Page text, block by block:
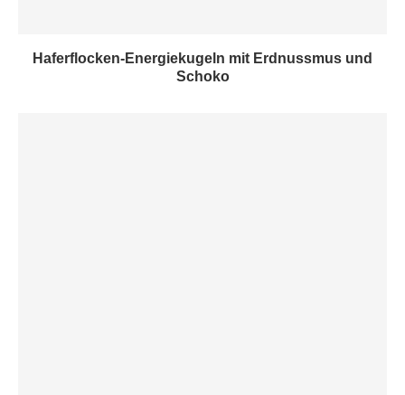
Haferflocken-Energiekugeln mit Erdnussmus und
Schoko